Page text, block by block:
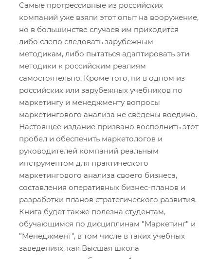
Самые прогрессивные из российских
компаний уже взяли этот опыт на вооружение,
но в большинстве случаев им приходится
либо слепо следовать зарубежным
методикам, либо пытаться адаптировать эти
методики к российским реалиям
самостоятельно. Кроме того, ни в одном из
российских или зарубежных учебников по
маркетингу и менеджменту вопросы
маркетингового анализа не сведены воедино.
Настоящее издание призвано восполнить этот
пробел и обеспечить маркетологов и
руководителей компаний реальным
инструментом для практического
маркетингового анализа своего бизнеса,
составления оперативных бизнес-планов и
разработки планов стратегического развития.
Книга будет также полезна студентам,
обучающимся по дисциплинам "Маркетинг" и
"Менеджмент", в том числе в таких учебных
заведениях, как Высшая школа